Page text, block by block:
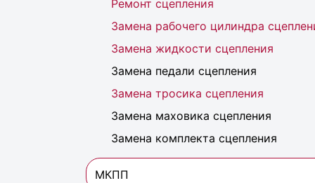
Ремонт сцепления
Замена рабочего цилиндра
Замена жидкости сцепления
Замена педали сцепления
Замена тросика сцепления
Замена маховика сцепления
Замена комплекта сцепления
МКПП